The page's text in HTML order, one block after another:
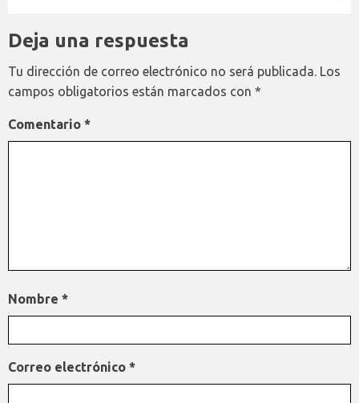
Deja una respuesta
Tu dirección de correo electrónico no será publicada. Los
campos obligatorios están marcados con *
Comentario *
Nombre *
Correo electrónico *